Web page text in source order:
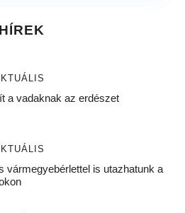
a vadaknak az erdészet
vármegyebérlettel is utazhatunk a